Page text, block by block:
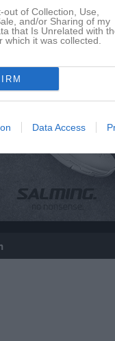
out of Collection, Use,
and/or Sharing of my
that Is Unrelated with
which it was collected.
Data Access